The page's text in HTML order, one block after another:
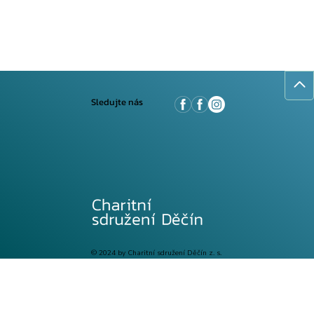
Sledujte nás
© 2024 by Charitní sdružení Děčín z. s.